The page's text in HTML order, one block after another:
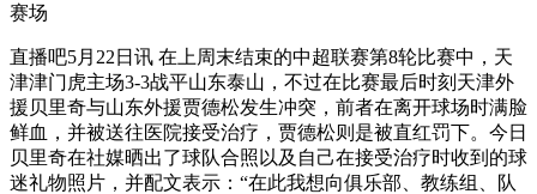
赛场
直播吧5月22日讯 在上周末结束的中超联赛第8轮比赛中，天
津津门虎主场3-3战平山东泰山，不过在比赛最后时刻天津外
援贝里奇与山东外援贾德松发生冲突，前者在离开球场时满脸
鲜血，并被送往医院接受治疗，贾德松则是被直红罚下。今日
贝里奇在社媒晒出了球队合照以及自己在接受治疗时收到的球
迷礼物照片，并配文表示：“在此我想向俱乐部、教练组、队